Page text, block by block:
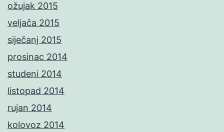
ožujak 2015
veljača 2015
siječanj 2015
prosinac 2014
studeni 2014
listopad 2014
rujan 2014
kolovoz 2014